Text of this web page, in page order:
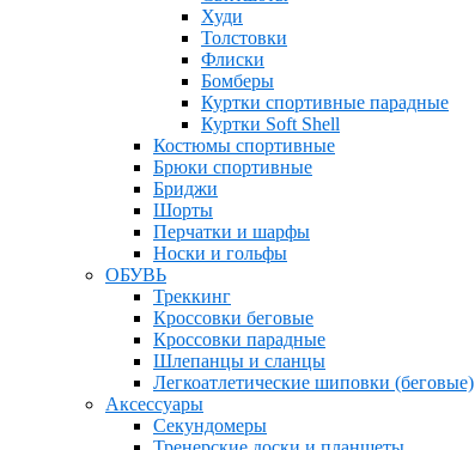
Худи
Толстовки
Флиски
Бомберы
Куртки спортивные парадные
Куртки Soft Shell
Костюмы спортивные
Брюки спортивные
Бриджи
Шорты
Перчатки и шарфы
Носки и гольфы
ОБУВЬ
Треккинг
Кроссовки беговые
Кроссовки парадные
Шлепанцы и сланцы
Легкоатлетические шиповки (беговые)
Аксессуары
Секундомеры